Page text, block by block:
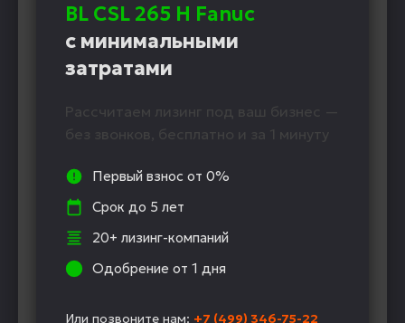
BL CSL 265 H Fanuc
с минимальными
затратами
Рассчитаем лизинг под ваш бизнес —
без звонков, бесплатно и за 1 минуту
Первый взнос от 0%
Срок до 5 лет
20+ лизинг-компаний
Одобрение от 1 дня
Или позвоните нам: +7 (499) 346-75-22